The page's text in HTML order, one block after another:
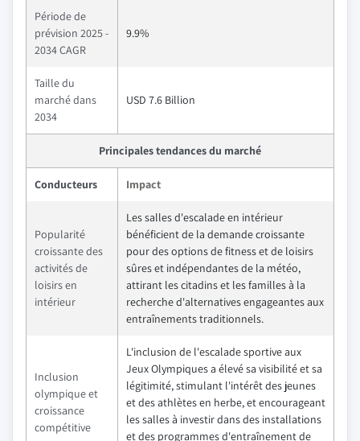
Période de
prévision 2025 -
2034 CAGR
9.9%
Taille du
marché dans
2034
USD 7.6 Billion
Principales tendances du marché
Conducteurs Impact
Popularité
croissante des
activités de
loisirs en
intérieur
Les salles d'escalade en intérieur
bénéficient de la demande croissante
pour des options de fitness et de loisirs
sûres et indépendantes de la météo,
attirant les citadins et les familles à la
recherche d'alternatives engageantes aux
entraînements traditionnels.
Inclusion
olympique et
croissance
compétitive
L'inclusion de l'escalade sportive aux
Jeux Olympiques a élevé sa visibilité et sa
légitimité, stimulant l'intérêt des jeunes
et des athlètes en herbe, et encourageant
les salles à investir dans des installations
et des programmes d'entraînement de